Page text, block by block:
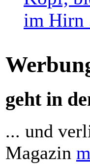
geht in
... und
Magazin